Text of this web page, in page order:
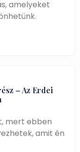
amelyeket
– Az Erdei
mert ebben
amit én